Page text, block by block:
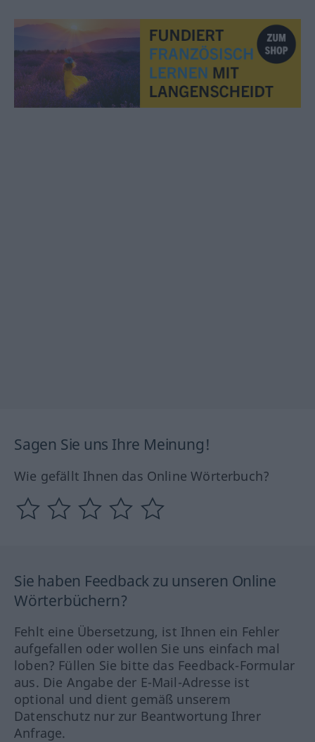
Sagen Sie uns Ihre Meinung!
Wie gefällt Ihnen das Online Wörterbuch?
Sie haben Feedback zu unseren Online
Wörterbüchern?
Fehlt eine Übersetzung, ist Ihnen ein Fehler
aufgefallen oder wollen Sie uns einfach mal
loben? Füllen Sie bitte das Feedback-Formular
aus. Die Angabe der E-Mail-Adresse ist
optional und dient gemäß unserem
Datenschutz nur zur Beantwortung Ihrer
Anfrage.